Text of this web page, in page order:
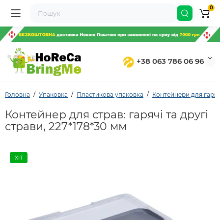
+38 063 786 06 96
0
Головна Упаковка Пластикова упаковка Контейнери для
Контейнер для страв: гарячі та другі
страви, 227*178*30 мм
ХІТ